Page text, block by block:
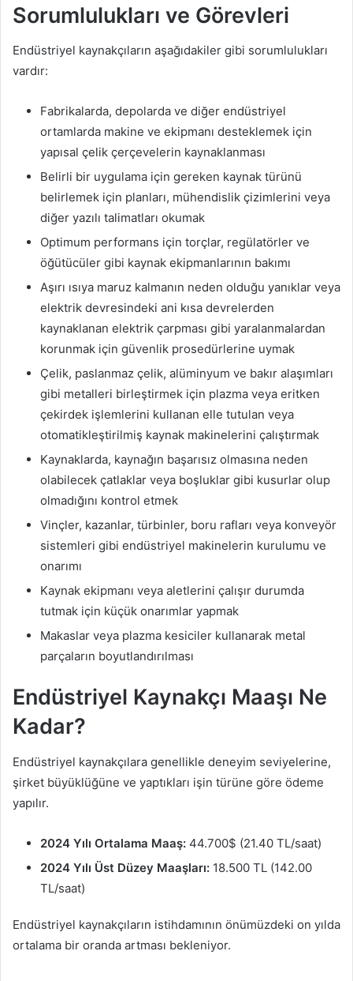
Sorumlulukları ve Görevleri
Endüstriyel kaynakçıların aşağıdakiler gibi sorumlulukları
vardır:
Fabrikalarda, depolarda ve diğer endüstriyel
ortamlarda makine ve ekipmanı desteklemek için
yapısal çelik çerçevelerin kaynaklanması
Belirli bir uygulama için gereken kaynak türünü
belirlemek için planları, mühendislik çizimlerini veya
diğer yazılı talimatları okumak
Optimum performans için torçlar, regülatörler ve
öğütücüler gibi kaynak ekipmanlarının bakımı
Aşırı ısıya maruz kalmanın neden olduğu yanıklar veya
elektrik devresindeki ani kısa devrelerden
kaynaklanan elektrik çarpması gibi yaralanmalardan
korunmak için güvenlik prosedürlerine uymak
Çelik, paslanmaz çelik, alüminyum ve bakır alaşımları
gibi metalleri birleştirmek için plazma veya eritken
çekirdek işlemlerini kullanan elle tutulan veya
otomatikleştirilmiş kaynak makinelerini çalıştırmak
Kaynaklarda, kaynağın başarısız olmasına neden
olabilecek çatlaklar veya boşluklar gibi kusurlar olup
olmadığını kontrol etmek
Vinçler, kazanlar, türbinler, boru rafları veya konveyör
sistemleri gibi endüstriyel makinelerin kurulumu ve
onarımı
Kaynak ekipmanı veya aletlerini çalışır durumda
tutmak için küçük onarımlar yapmak
Makaslar veya plazma kesiciler kullanarak metal
parçaların boyutlandırılması
Endüstriyel Kaynakçı Maaşı Ne
Kadar?
Endüstriyel kaynakçılara genellikle deneyim seviyelerine,
şirket büyüklüğüne ve yaptıkları işin türüne göre ödeme
yapılır.
2024 Yılı Ortalama Maaş: 44.700$ (21.40 TL/saat)
2024 Yılı Üst Düzey Maaşları: 18.500 TL (142.00
TL/saat)
Endüstriyel kaynakçıların istihdamının önümüzdeki on yılda
ortalama bir oranda artması bekleniyor.